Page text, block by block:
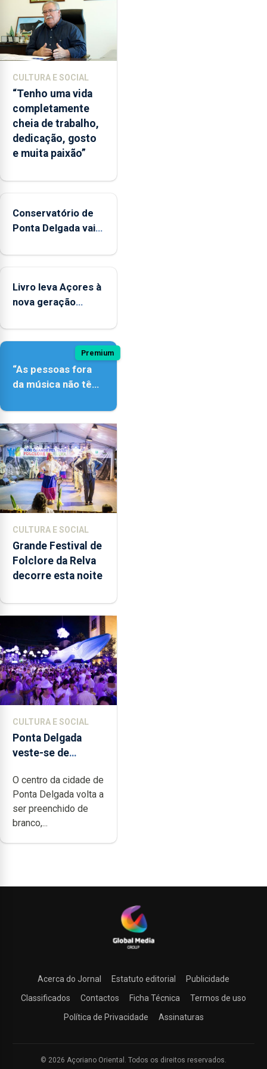
CULTURA E SOCIAL
“Tenho uma vida
completamente
cheia de trabalho,
dedicação, gosto
e muita paixão”
Conservatório de
Ponta Delgada vai
instrumentos
Livro leva Açores à
nova geração
Premium
“As pessoas fora
da música não têm
difícil é produzir
uma música”
CULTURA E SOCIAL
Grande Festival de
Folclore da Relva
decorre esta noite
CULTURA E SOCIAL
Ponta Delgada
veste-se de
O centro da cidade de
Ponta Delgada volta a
ser preenchido de
branco,...
Acerca do Jornal Estatuto editorial
Publicidade
Classificados
Contactos Ficha Técnica
Termos de uso
Política de Privacidade
Assinaturas
© 2026 Açoriano Oriental. Todos os direitos reservados.